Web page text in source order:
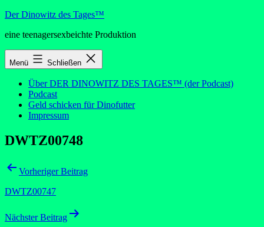
Zum
springen
Der Dinowitz des Tages™
eine teenagersexbeichte Produktion
Menü Schließen
Über DER DINOWITZ DES TAGES™ (der Podcast)
Podcast
Geld schicken für Dinofutter
Impressum
DWTZ00748
Beitragsnavigation
Vorheriger Beitrag
DWTZ00747
Nächster Beitrag